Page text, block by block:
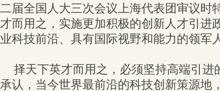
二届全国人大三次会议上海代表团审议时
才而用之，实施更加积极的创新人才引进
业科技前沿、具有国际视野和能力的领军
择天下英才而用之，必须坚持高端引进
承认，当今世界最前沿的科技创新策源地